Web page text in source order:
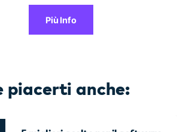
Più Info
piacerti anche: